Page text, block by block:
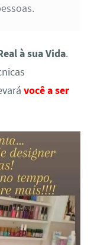
à sua Vida.
você a ser